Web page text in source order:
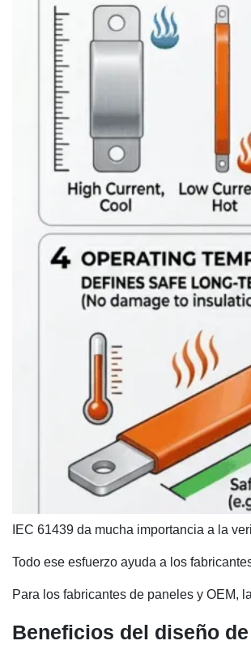
IEC 61439 da mucha importancia a la
Todo ese esfuerzo ayuda a los
Para los fabricantes de paneles y OEM,
Beneficios del diseño